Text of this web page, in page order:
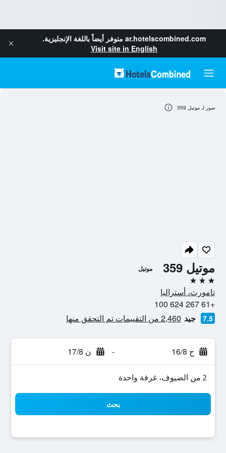
ar.hotelscombined.com متوفر أيضاً باللغة الإنجليزية.
Visit site in English
موتيل 359 موتيل
3 نجوم
تامورث، أستراليا
+61 267 624 100
7.5 جيد 2,460 من التقييمات تم التحقق منها
ح 16/8 - ن 17/8
2 من الضيوف، غرفة واحدة
بحث
صور لـ موتيل 359